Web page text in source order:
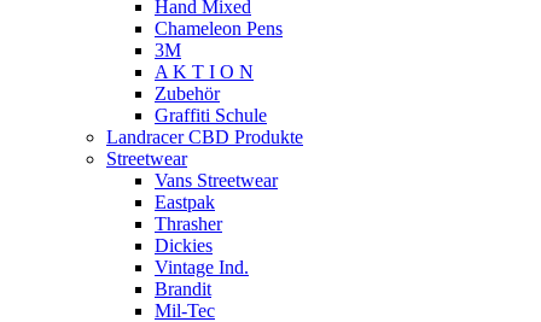
Hand Mixed
Chameleon Pens
3M
A K T I O N
Zubehör
Graffiti Schule
Landracer CBD Produkte
Streetwear
Vans Streetwear
Eastpak
Thrasher
Dickies
Vintage Ind.
Brandit
Mil-Tec